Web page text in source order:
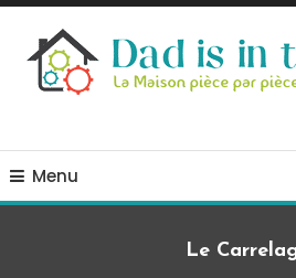
Skip
Content
Menu
Le